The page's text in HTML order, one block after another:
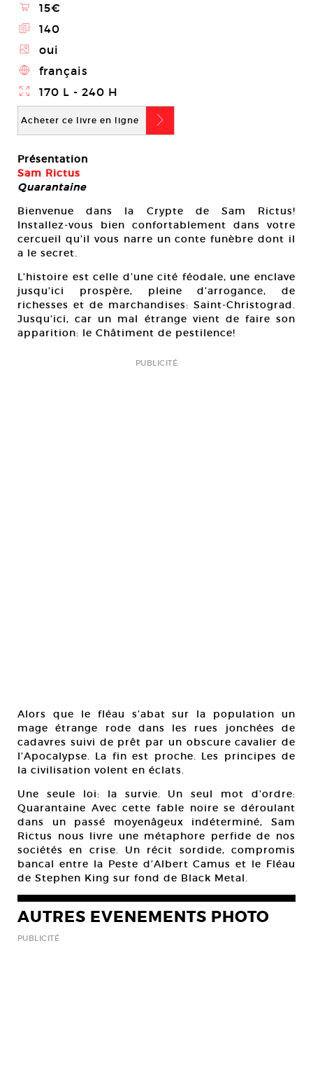
\ 15€
E 140
Z oui
4 français
} 170 L - 240 H
Acheter ce livre en ligne b
Présentation
Sam Rictus
Quarantaine
Bienvenue dans la Crypte de Sam Rictus!
Installez-vous bien confortablement dans votre
cercueil qu’il vous narre un conte funèbre dont il
a le secret.
L’histoire est celle d’une cité féodale, une enclave
jusqu’ici prospère, pleine d’arrogance, de
richesses et de marchandises: Saint-Christograd.
Jusqu’ici, car un mal étrange vient de faire son
apparition: le Châtiment de pestilence!
PUBLICITÉ
Alors que le fléau s’abat sur la population un
mage étrange rode dans les rues jonchées de
cadavres suivi de prêt par un obscure cavalier de
l’Apocalypse. La fin est proche. Les principes de
la civilisation volent en éclats.
Une seule loi: la survie. Un seul mot d’ordre:
Quarantaine Avec cette fable noire se déroulant
dans un passé moyenâgeux indéterminé, Sam
Rictus nous livre une métaphore perfide de nos
sociétés en crise. Un récit sordide, compromis
bancal entre la Peste d’Albert Camus et le Fléau
de Stephen King sur fond de Black Metal.
AUTRES EVENEMENTS PHOTO
PUBLICITÉ